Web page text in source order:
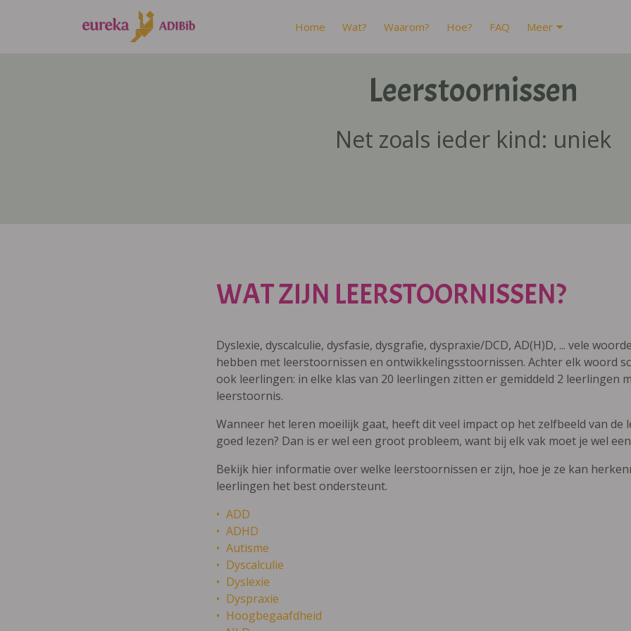
Home Wat? Waarom? Hoe? FAQ Meer
Leerstoornissen
Net zoals ieder kind: uniek
WAT ZIJN LEERSTOORNISSEN?
Dyslexie, dyscalculie, dysfasie, dysgrafie, dyspraxie/DCD, AD(H)D, ... vele
hebben met leerstoornissen en ontwikkelingsstoornissen. Achter elk woord
ook leerlingen: in elke klas van 20 leerlingen zitten er gemiddeld 2 leerlingen
leerstoornis.
Wanneer het leren moeilijk gaat, heeft dit veel impact op het zelfbeeld van de
goed lezen? Dan is er wel een groot probleem, want bij elk vak moet je wel
Bekijk hier informatie over welke leerstoornissen er zijn, hoe je ze kan
leerlingen het best ondersteunt.
ADD
ADHD
Autisme
Dyscalculie
Dyslexie
Dyspraxie
Hoogbegaafdheid